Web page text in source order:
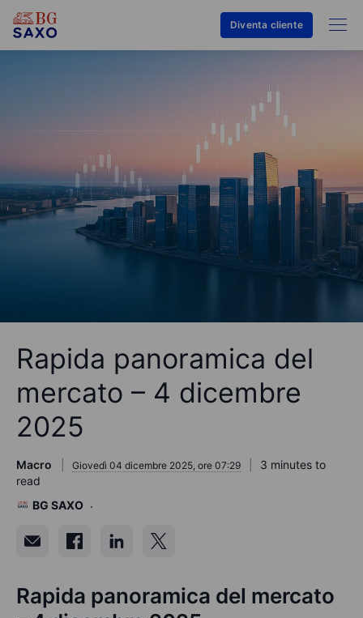
Diventa cliente
Rapida panoramica del
mercato – 4 dicembre
2025
Macro Giovedì 04 dicembre 2025, ore 07:29
3 minutes to
read
BG SAXO
Rapida panoramica del mercato